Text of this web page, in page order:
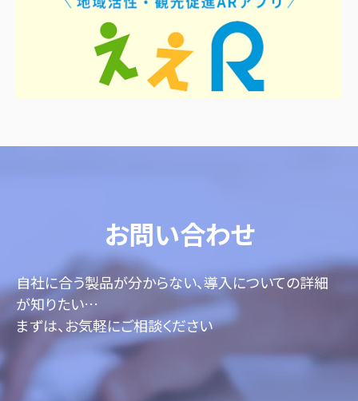
お問い合わせ
自社に合う製品が分からない、導入についての詳細
が知りたい…
まずは、お気軽にご相談ください